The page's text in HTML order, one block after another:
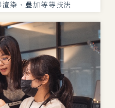
染、疊加等等技法